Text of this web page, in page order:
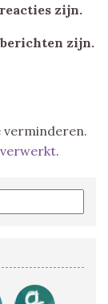
zijn.
zijn.
verminderen.
.